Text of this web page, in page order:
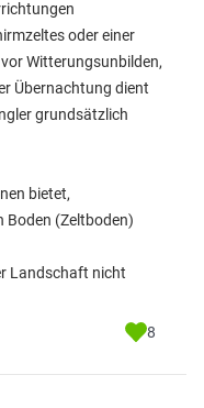
oder einer
Witterungsunbilden,
Übernachtung dient
grundsätzlich
bietet,
Boden (Zeltboden)
Landschaft nicht
8